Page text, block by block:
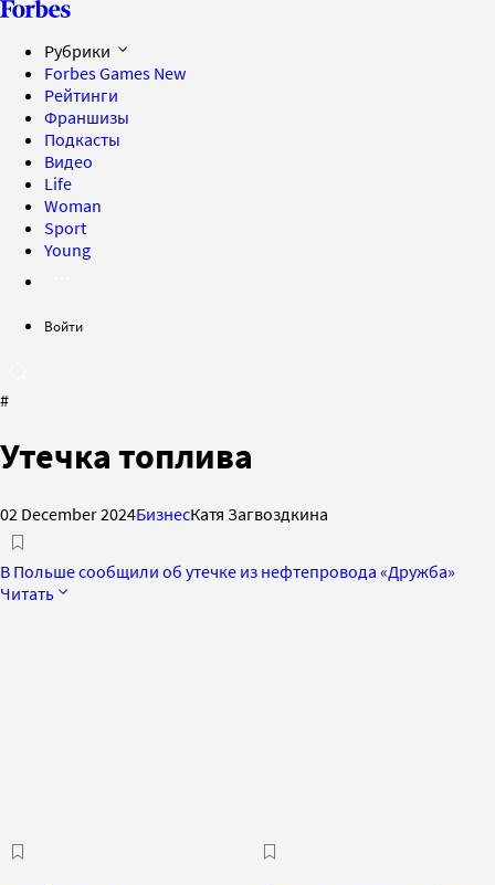
Рубрики
Forbes Games New
Рейтинги
Франшизы
Подкасты
Видео
Life
Woman
Sport
Young
Войти
#
Утечка топлива
02 December 2024БизнесКатя Загвоздкина
В Польше сообщили об утечке из нефтепровода «Дружба»
Читать